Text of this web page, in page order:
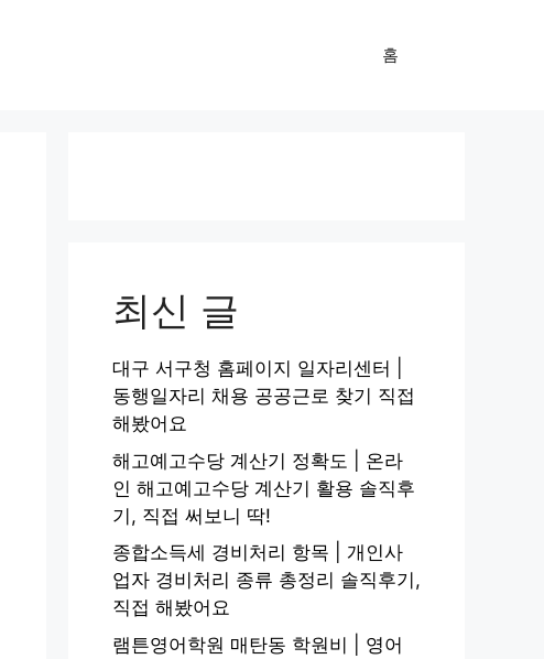
홈
최신 글
대구 서구청 홈페이지 일자리센터 |
동행일자리 채용 공공근로 찾기 직접
해봤어요
해고예고수당 계산기 정확도 | 온라
인 해고예고수당 계산기 활용 솔직후
기, 직접 써보니 딱!
종합소득세 경비처리 항목 | 개인사
업자 경비처리 종류 총정리 솔직후기,
직접 해봤어요
램튼영어학원 매탄동 학원비 | 영어